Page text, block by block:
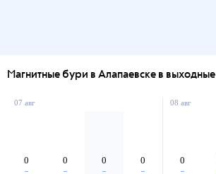
Магнитные бури в Алапаевске в выходные
07 авг
0 0 0 0
08 авг
0